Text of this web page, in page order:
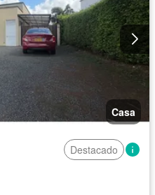
Casa
Destacado